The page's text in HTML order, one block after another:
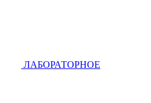
ЛАБОРАТОРНОЕ